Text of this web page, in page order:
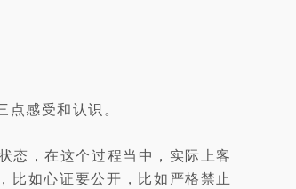
感受和认识。
态，在这个过程当中，实际上客
比如心证要公开，比如严格禁止